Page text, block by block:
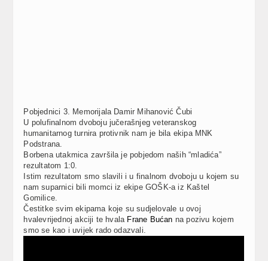
Pobjednici 3. Memorijala Damir Mihanović Čubi
U polufinalnom dvoboju jučerašnjeg veteranskog
humanitarnog turnira protivnik nam je bila ekipa MNK
Podstrana.
Borbena utakmica završila je pobjedom naših “mladića”
rezultatom 1:0.
Istim rezultatom smo slavili i u finalnom dvoboju u kojem su
nam suparnici bili momci iz ekipe GOŠK-a iz Kaštel
Gomilice.
Čestitke svim ekipama koje su sudjelovale u ovoj
hvalevrijednoj akciji te hvala Frane Bućan na pozivu kojem
smo se kao i uvijek rado odazvali.